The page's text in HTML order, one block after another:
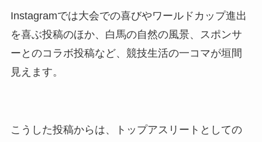
Instagramでは大会での喜びやワールドカップ進出
を喜ぶ投稿のほか、白馬の自然の風景、スポンサ
ーとのコラボ投稿など、競技生活の一コマが垣間
見えます。
こうした投稿からは、トップアスリートとしての